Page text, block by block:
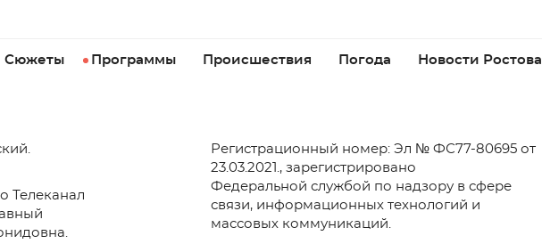
Сюжеты Программы Происшествия Погода Новости Ростова
Телеканал
Регистрационный номер: Эл № ФС77-80695 от
23.03.2021., зарегистрировано
Федеральной службой по надзору в сфере
связи, информационных технологий и
массовых коммуникаций.